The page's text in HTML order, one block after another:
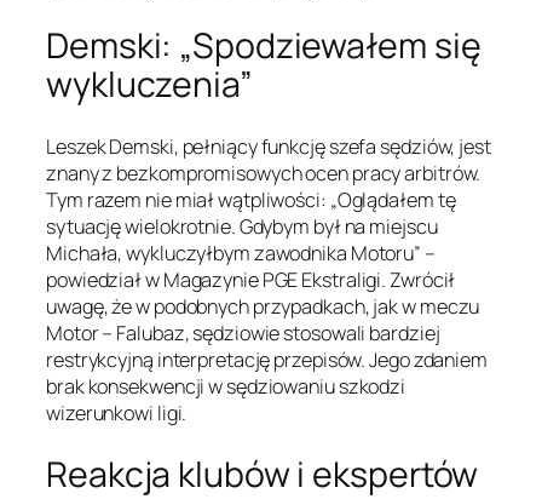
Demski: „Spodziewałem się
wykluczenia”
Leszek Demski, pełniący funkcję szefa sędziów, jest
znany z bezkompromisowych ocen pracy arbitrów.
Tym razem nie miał wątpliwości: „Oglądałem tę
sytuację wielokrotnie. Gdybym był na miejscu
Michała, wykluczyłbym zawodnika Motoru” –
powiedział w Magazynie PGE Ekstraligi. Zwrócił
uwagę, że w podobnych przypadkach, jak w meczu
Motor – Falubaz, sędziowie stosowali bardziej
restrykcyjną interpretację przepisów. Jego zdaniem
brak konsekwencji w sędziowaniu szkodzi
wizerunkowi ligi.
Reakcja klubów i ekspertów